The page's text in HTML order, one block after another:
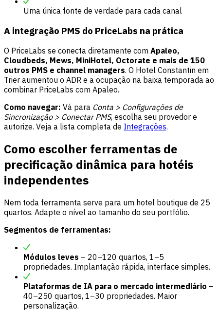
Uma única fonte de verdade para cada canal
A integração PMS do PriceLabs na prática
O PriceLabs se conecta diretamente com Apaleo,
Cloudbeds, Mews, MiniHotel, Octorate e mais de 150
outros PMS e channel managers. O Hotel Constantin em
Trier aumentou o ADR e a ocupação na baixa temporada ao
combinar PriceLabs com Apaleo.
Como navegar: Vá para Conta > Configurações de
Sincronização > Conectar PMS, escolha seu provedor e
autorize. Veja a lista completa de Integrações.
Como escolher ferramentas de
precificação dinâmica para hotéis
independentes
Nem toda ferramenta serve para um hotel boutique de 25
quartos. Adapte o nível ao tamanho do seu portfólio.
Segmentos de ferramentas:
Módulos leves – 20–120 quartos, 1–5
propriedades. Implantação rápida, interface simples.
Plataformas de IA para o mercado intermediário –
40–250 quartos, 1–30 propriedades. Maior
personalização.